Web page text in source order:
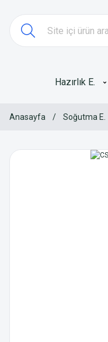
Hazırlık E.
Anasayfa Soğutma E.